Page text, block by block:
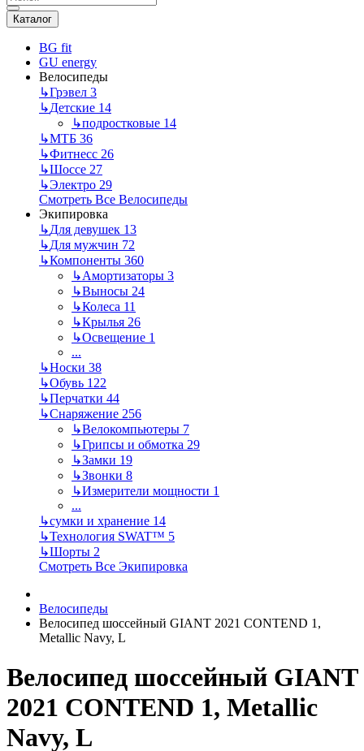
Каталог
BG fit
GU energy
Велосипеды
↳Грэвел 3
↳Детские 14
↳подростковые 14
↳МТБ 36
↳Фитнесс 26
↳Шоссе 27
↳Электро 29
Смотреть Все Велосипеды
Экипировка
↳Для девушек 13
↳Для мужчин 72
↳Компоненты 360
↳Амортизаторы 3
↳Выносы 24
↳Колеса 11
↳Крылья 26
↳Освещение 1
...
↳Носки 38
↳Обувь 122
↳Перчатки 44
↳Снаряжение 256
↳Велокомпьютеры 7
↳Грипсы и обмотка 29
↳Замки 19
↳Звонки 8
↳Измерители мощности 1
...
↳сумки и хранение 14
↳Технология SWAT™ 5
↳Шорты 2
Смотреть Все Экипировка
Велосипеды
Велосипед шоссейный GIANT 2021 CONTEND 1,
Metallic Navy, L
Велосипед шоссейный GIANT
2021 CONTEND 1, Metallic
Navy, L